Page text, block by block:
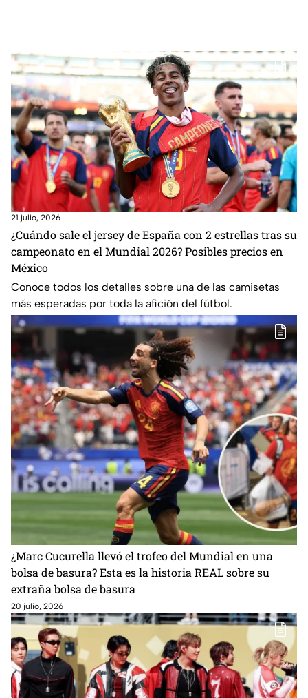
21 julio, 2026
¿Cuándo sale el jersey de España con 2 estrellas tras su
campeonato en el Mundial 2026? Posibles precios en
México
Conoce todos los detalles sobre una de las camisetas
más esperadas por toda la afición del fútbol.
¿Marc Cucurella llevó el trofeo del Mundial en una
bolsa de basura? Esta es la historia REAL sobre su
extraña bolsa de basura
20 julio, 2026